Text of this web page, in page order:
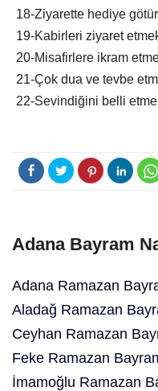
18-Ziyarette hediye
19-Kabirleri ziyaret
20-Misafirlere ikram
21-Çok dua ve tevbe
22-Sevindiğini belli
Adana Bayram
Adana Ramazan
Aladağ Ramazan
Ceyhan Ramazan
Feke Ramazan
İmamoğlu Ramazan